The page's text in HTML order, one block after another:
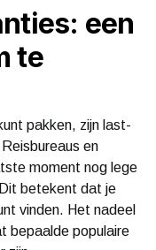
een
te
pakken, zijn last-
en
moment nog lege
betekent dat je
vinden. Het nadeel
bepaalde populaire